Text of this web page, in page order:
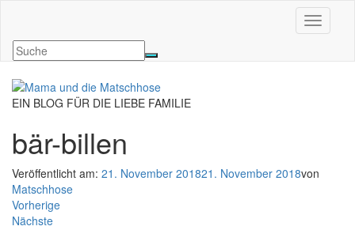
EIN BLOG FÜR DIE LIEBE FAMILIE
bär-billen
Veröffentlicht am: 21. November 201821. November 2018von
Matschhose
Vorherige
Nächste